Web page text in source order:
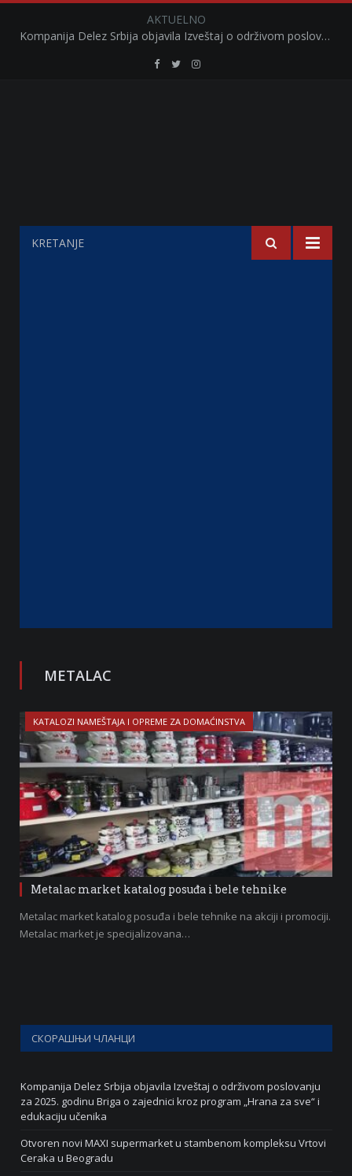
AKTUELNO
Kompanija Delez Srbija objavila Izveštaj o održivom poslovanju za 2025. godinu Briga o zajednici kroz program „Hrana za sve“ i edukaciju učenika
RetailRetailRetail
KRETANJE
METALAC
KATALOZI NAMEŠTAJA I OPREME ZA DOMAĆINSTVA
Metalac market katalog posuđa i bele tehnike
Metalac market katalog posuđa i bele tehnike na akciji i promociji.
Metalac market je specijalizovana…
СКОРАШЊИ ЧЛАНЦИ
Kompanija Delez Srbija objavila Izveštaj o održivom poslovanju
za 2025. godinu Briga o zajednici kroz program „Hrana za sve“ i
edukaciju učenika
Otvoren novi MAXI supermarket u stambenom kompleksu Vrtovi
Ceraka u Beogradu